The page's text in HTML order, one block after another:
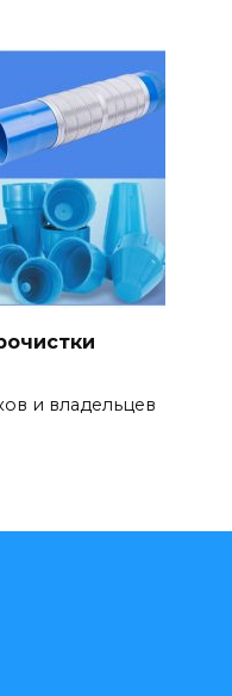
и владельцев